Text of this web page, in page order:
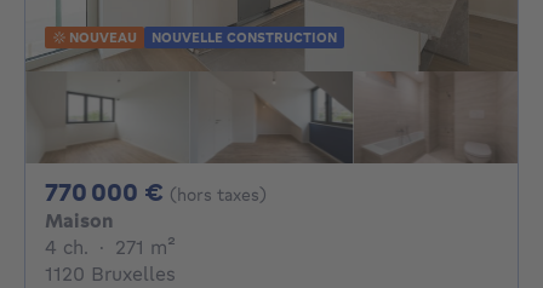
NOUVEAU NOUVELLE CONSTRUCTION
770 000 € 770000€
(hors taxes)
Maison
4 ch. 4 chambres
· 271 m²
1120 Bruxelles